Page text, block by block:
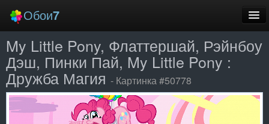
Обои7
Новые
Лучшие
Случайные
Заставки
My Little Pony, Флаттершай, Рэйнбоу
Дэш, Пинки Пай, My Little Pony :
Дружба Магия - Картинка #50778